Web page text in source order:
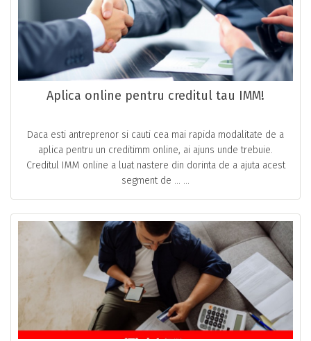
Aplica online pentru creditul tau IMM!
Daca esti antreprenor si cauti cea mai rapida modalitate de a
aplica pentru un creditimm online, ai ajuns unde trebuie.
Creditul IMM online a luat nastere din dorinta de a ajuta acest
segment de … ...